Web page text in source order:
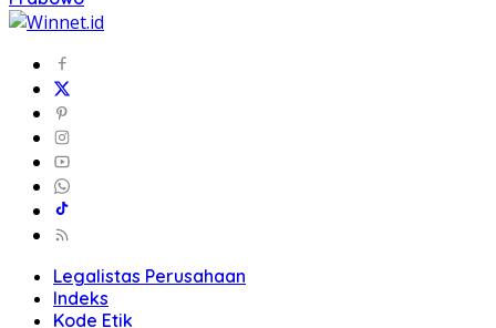
Legalistas Perusahaan
Indeks
Kode Etik